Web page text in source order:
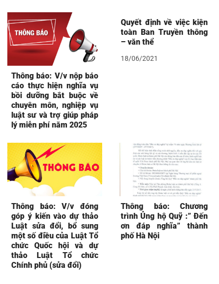
Thông báo: V/v nộp báo
cáo thực hiện nghĩa vụ
bồi dưỡng bắt buộc về
chuyên môn, nghiệp vụ
luật sư và trợ giúp pháp
lý miễn phí năm 2025
Quyết định về việc kiện
toàn Ban Truyền thông
– văn thể
18/06/2021
Thông báo: V/v đóng
góp ý kiến vào dự thảo
Luật sửa đổi, bổ sung
một số điều của Luật Tổ
chức Quốc hội và dự
thảo Luật Tổ chức
Chính phủ (sửa đổi)
Thông báo: Chương
trình Ủng hộ Quỹ :” Đến
ơn đáp nghĩa” thành
phố Hà Nội